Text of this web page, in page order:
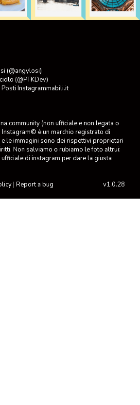
(@angylosi)
(@PTKDev)
Posti Instagrammabili.it
community (non ufficiale e non legata o
è un marchio registrato di
le immagini sono dei rispettivi proprietari
Non salviamo o rubiamo le foto altrui:
di instagram per dare la giusta
|Report a bug v1.0.28